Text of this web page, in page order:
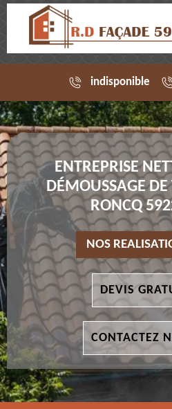
indisponible
ENTREPRISE
DÉMOUSSAGE DE
RONCQ
NOS
DEVIS
CONTACTEZ